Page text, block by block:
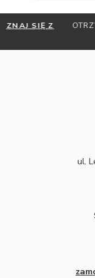
OTRZYMAJ
ul.